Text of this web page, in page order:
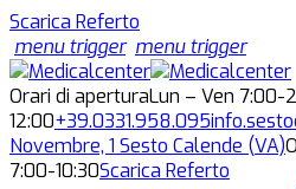
Scarica Referto
menu trigger menu trigger
Orari di aperturaLun – Ven 7:00-
12:00+39.0331.958.095
Novembre, 1 Sesto Calende (VA)
7:00-10:30Scarica Referto